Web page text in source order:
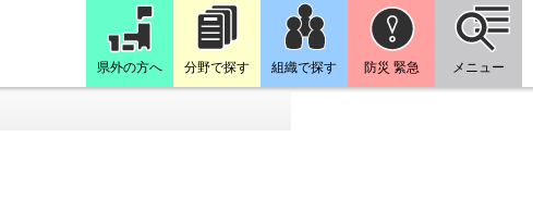
県外の方へ 分野で探す 組織で探す 防災 緊急 メニュー